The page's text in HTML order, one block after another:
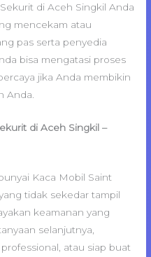
di Aceh Singkil Anda
mencekam atau
pas serta penyedia
bisa mengatasi proses
jika Anda membikin
Anda.
di Aceh Singkil –
Kaca Mobil Saint
tidak sekedar tampil
keamanan yang
selanjutnya,
atau siap buat